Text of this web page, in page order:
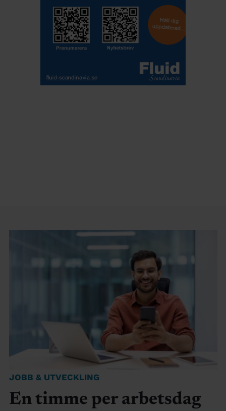
JOBB & UTVECKLING
En timme per arbetsdag